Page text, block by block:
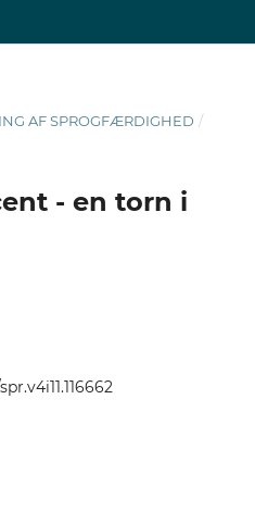
AF SPROGFÆRDIGHED /
- en torn i